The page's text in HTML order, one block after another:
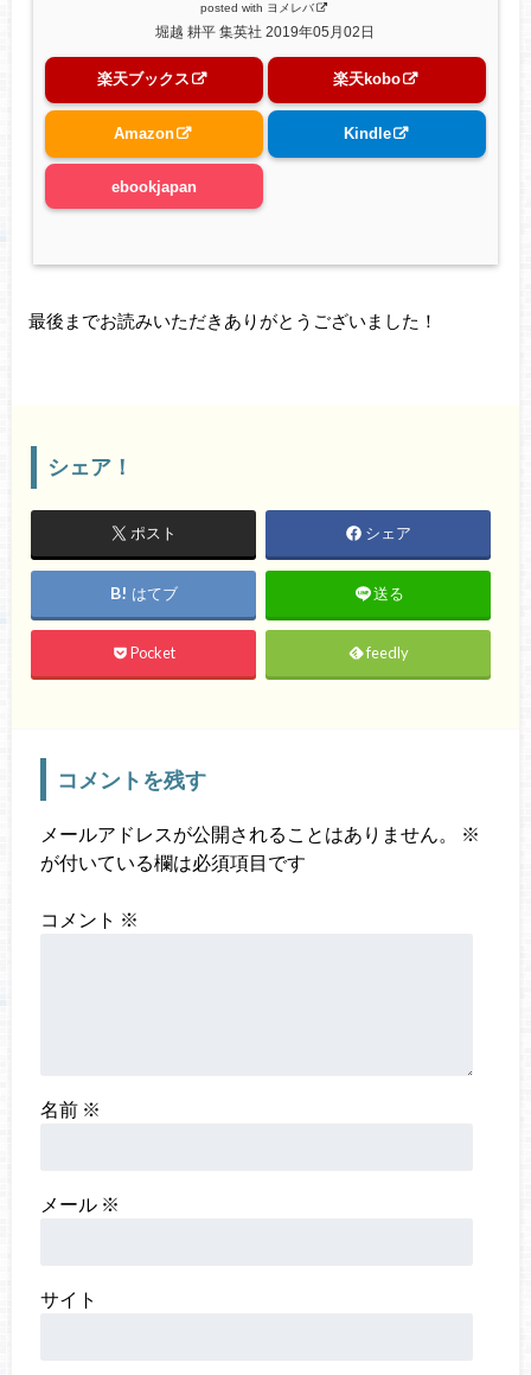
posted with ヨメレバ
堀越 耕平 集英社 2019年05月02日
楽天ブックス 楽天kobo
Amazon Kindle
ebookjapan
最後までお読みいただきありがとうございました！
シェア！
ポスト シェア
はてブ 送る
Pocket feedly
コメントを残す
メールアドレスが公開されることはありません。
※
が付いている欄は必須項目です
コメント ※
名前 ※
メール ※
サイト